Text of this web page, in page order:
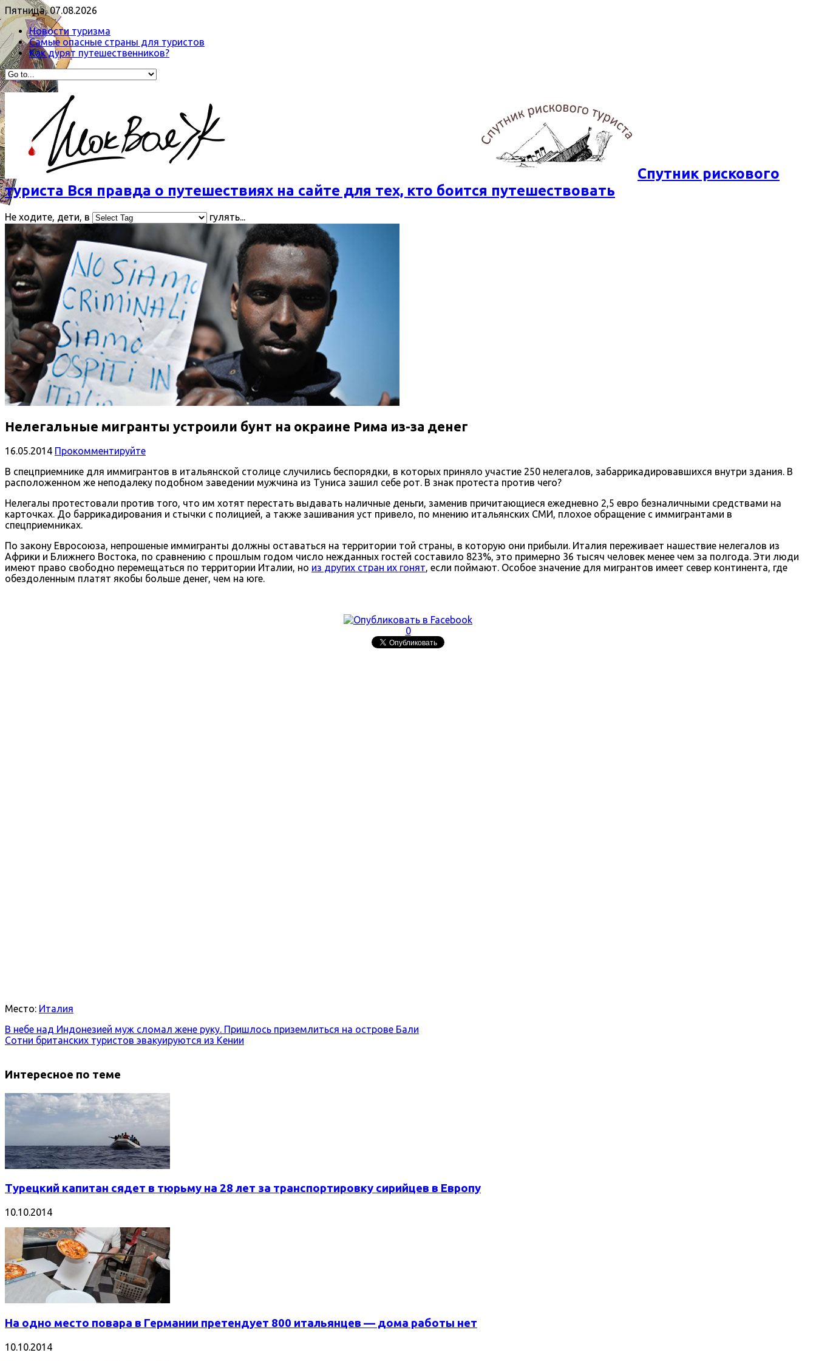
Пятница, 07.08.2026
Новости туризма
Самые опасные страны для туристов
Как дурят путешественников?
Спутник рискового
туриста Вся правда о путешествиях на сайте для тех, кто боится путешествовать
Не ходите, дети, в гулять...
Нелегальные мигранты устроили бунт на окраине Рима из-за денег
16.05.2014 Прокомментируйте
В спецприемнике для иммигрантов в итальянской столице случились беспорядки, в которых приняло участие 250 нелегалов, забаррикадировавшихся внутри здания. В
расположенном же неподалеку подобном заведении мужчина из Туниса зашил себе рот. В знак протеста против чего?
Нелегалы протестовали против того, что им хотят перестать выдавать наличные деньги, заменив причитающиеся ежедневно 2,5 евро безналичными средствами на
карточках. До баррикадирования и стычки с полицией, а также зашивания уст привело, по мнению итальянских СМИ, плохое обращение с иммигрантами в
спецприемниках.
По закону Евросоюза, непрошеные иммигранты должны оставаться на территории той страны, в которую они прибыли. Италия переживает нашествие нелегалов из
Африки и Ближнего Востока, по сравнению с прошлым годом число нежданных гостей составило 823%, это примерно 36 тысяч человек менее чем за полгода. Эти люди
имеют право свободно перемещаться по территории Италии, но из других стран их гонят, если поймают. Особое значение для мигрантов имеет север континента, где
обездоленным платят якобы больше денег, чем на юге.
0
Место: Италия
В небе над Индонезией муж сломал жене руку. Пришлось приземлиться на острове Бали
Сотни британских туристов эвакуируются из Кении
Интересное по теме
Турецкий капитан сядет в тюрьму на 28 лет за транспортировку сирийцев в Европу
10.10.2014
На одно место повара в Германии претендует 800 итальянцев — дома работы нет
10.10.2014